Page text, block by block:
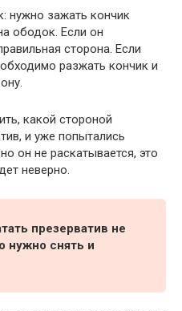
нужно зажать кончик
ободок. Если он
сторона. Если
разжать кончик и
какой стороной
и уже попытались
он не раскатывается, это
неверно.
презерватив не
нужно снять и